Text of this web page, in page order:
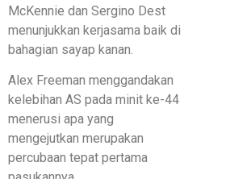
McKennie dan Sergino Dest
menunjukkan kerjasama baik di
bahagian sayap kanan.
Alex Freeman menggandakan
kelebihan AS pada minit ke-44
menerusi apa yang
mengejutkan merupakan
percubaan tepat pertama